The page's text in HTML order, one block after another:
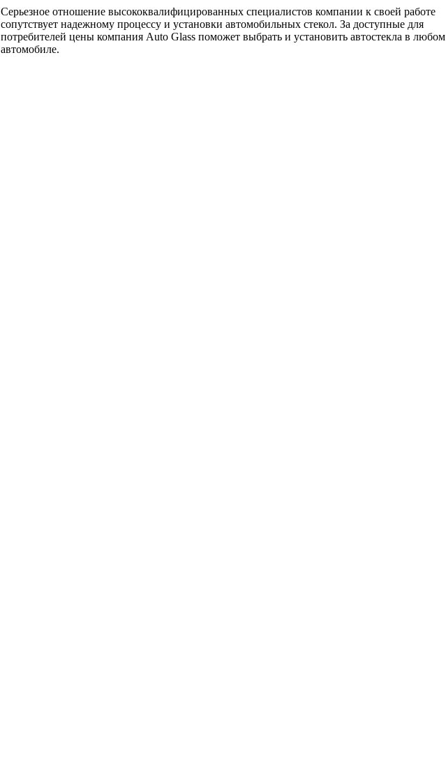
Серьезное отношение высококвалифицированных специалистов компании к своей работе
сопутствует надежному процессу и установки автомобильных стекол. За доступные для
потребителей цены компания Auto Glass поможет выбрать и установить автостекла в любом
автомобиле.